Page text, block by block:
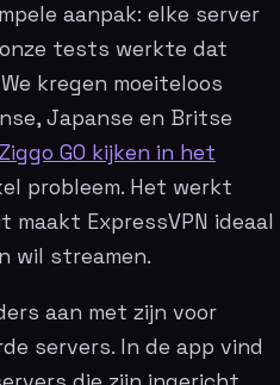
aanpak: elke server
tests werkte dat
kregen moeiteloos
Japanse en Britse
Ziggo GO kijken in het
probleem. Het werkt
maakt ExpressVPN ideaal
wil streamen.
aan met zijn voor
servers. In de app vind